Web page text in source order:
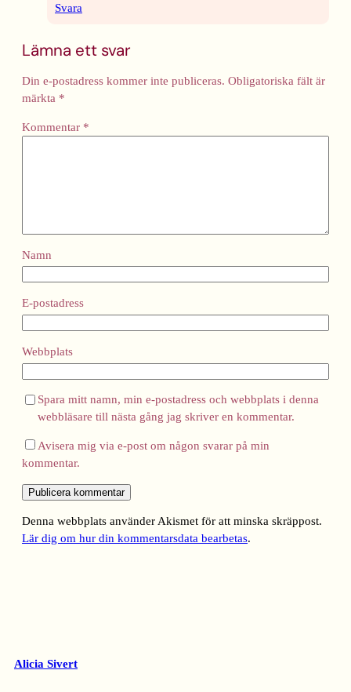
Svara
Lämna ett svar
Din e-postadress kommer inte publiceras. Obligatoriska fält är
märkta *
Kommentar *
Namn
E-postadress
Webbplats
Spara mitt namn, min e-postadress och webbplats i denna
webbläsare till nästa gång jag skriver en kommentar.
Avisera mig via e-post om någon svarar på min
kommentar.
Denna webbplats använder Akismet för att minska skräppost.
Lär dig om hur din kommentarsdata bearbetas.
Alicia Sivert